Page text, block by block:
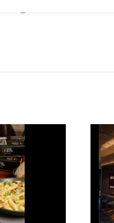
frito do mundo”